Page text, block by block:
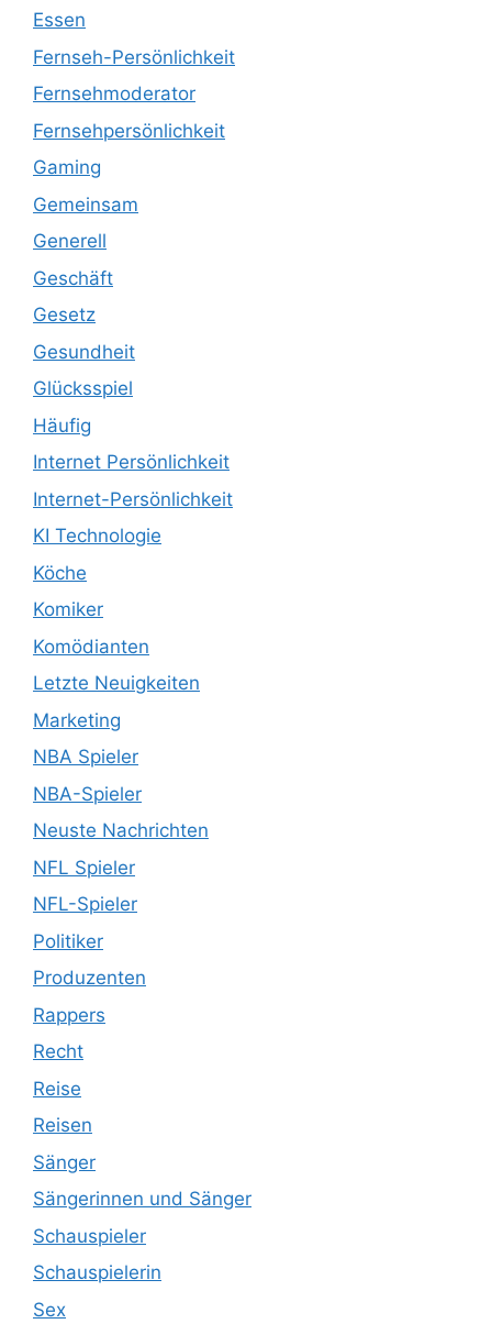
Essen
Fernseh-Persönlichkeit
Fernsehmoderator
Fernsehpersönlichkeit
Gaming
Gemeinsam
Generell
Geschäft
Gesetz
Gesundheit
Glücksspiel
Häufig
Internet Persönlichkeit
Internet-Persönlichkeit
KI Technologie
Köche
Komiker
Komödianten
Letzte Neuigkeiten
Marketing
NBA Spieler
NBA-Spieler
Neuste Nachrichten
NFL Spieler
NFL-Spieler
Politiker
Produzenten
Rappers
Recht
Reise
Reisen
Sänger
Sängerinnen und Sänger
Schauspieler
Schauspielerin
Sex